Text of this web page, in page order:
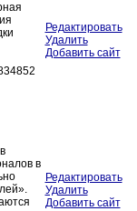
Редактировать
Удалить
Добавить сайт
в
Редактировать
Удалить
Добавить сайт